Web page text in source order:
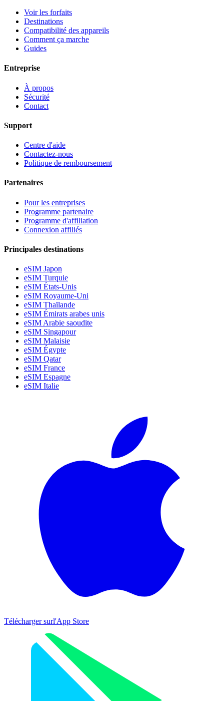
Voir les forfaits
Destinations
Compatibilité des appareils
Comment ça marche
Guides
Entreprise
À propos
Sécurité
Contact
Support
Centre d'aide
Contactez-nous
Politique de remboursement
Partenaires
Pour les entreprises
Programme partenaire
Programme d'affiliation
Connexion affiliés
Principales destinations
eSIM Japon
eSIM Turquie
eSIM États-Unis
eSIM Royaume-Uni
eSIM Thaïlande
eSIM Émirats arabes unis
eSIM Arabie saoudite
eSIM Singapour
eSIM Malaisie
eSIM Égypte
eSIM Qatar
eSIM France
eSIM Espagne
eSIM Italie
Télécharger surl'App Store